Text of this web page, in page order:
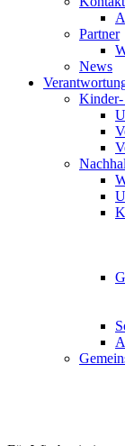
Partner
News
Kinder-